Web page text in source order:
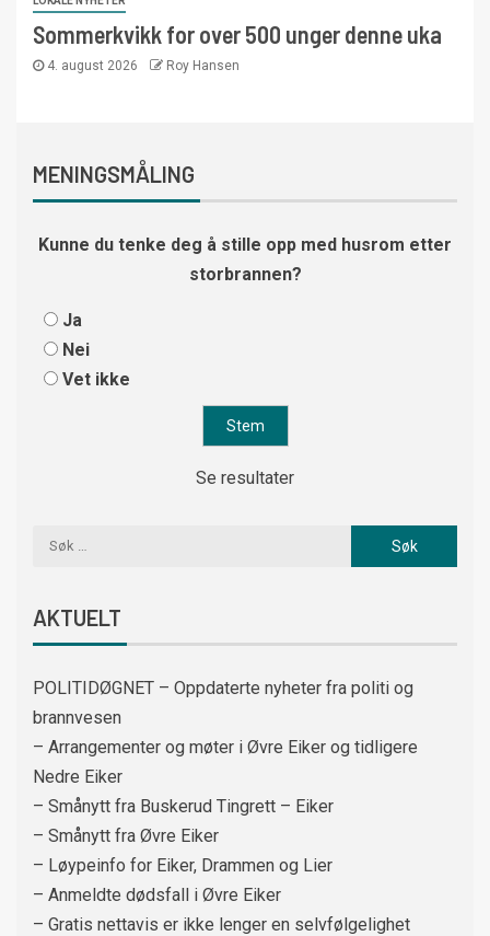
Sommerkvikk for over 500 unger denne uka
4. august 2026 Roy Hansen
MENINGSMÅLING
Kunne du tenke deg å stille opp med husrom etter
storbrannen?
Ja
Nei
Vet ikke
Se resultater
AKTUELT
POLITIDØGNET – Oppdaterte nyheter fra politi og
brannvesen
– Arrangementer og møter i Øvre Eiker og tidligere
Nedre Eiker
– Smånytt fra Buskerud Tingrett – Eiker
– Smånytt fra Øvre Eiker
– Løypeinfo for Eiker, Drammen og Lier
– Anmeldte dødsfall i Øvre Eiker
– Gratis nettavis er ikke lenger en selvfølgelighet